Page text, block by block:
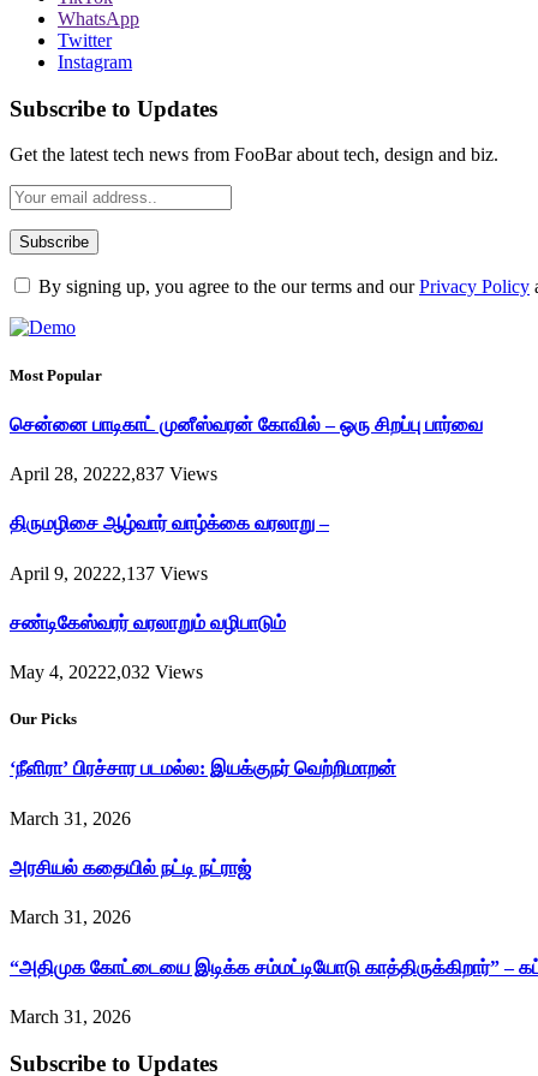
WhatsApp
Twitter
Instagram
Subscribe to Updates
Get the latest tech news from FooBar about tech, design and biz.
By signing up, you agree to the our terms and ourPrivacy Policy
Most Popular
சென்னை பாடிகாட் முனீஸ்வரன் கோவில் – ஒரு சிறப்பு பார்வை
April 28, 20222,837 Views
திருமழிசை ஆழ்வார் வாழ்க்கை வரலாறு –
April 9, 20222,137 Views
சண்டிகேஸ்வரர் வரலாறும் வழிபாடும்
May 4, 20222,032 Views
Our Picks
‘நீளிரா’ பிரச்சார படமல்ல: இயக்குநர் வெற்றிமாறன்
March 31, 2026
அரசியல் கதையில் நட்டி நட்ராஜ்
March 31, 2026
“அதிமுக கோட்டையை இடிக்க சம்மட்டியோடு காத்திருக்கிறார்” –
March 31, 2026
Subscribe to Updates